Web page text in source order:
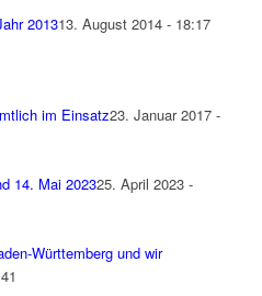
201313. August 2014 - 18:17
im Einsatz23. Januar 2017 -
14. Mai 202325. April 2023 -
Württemberg und wir